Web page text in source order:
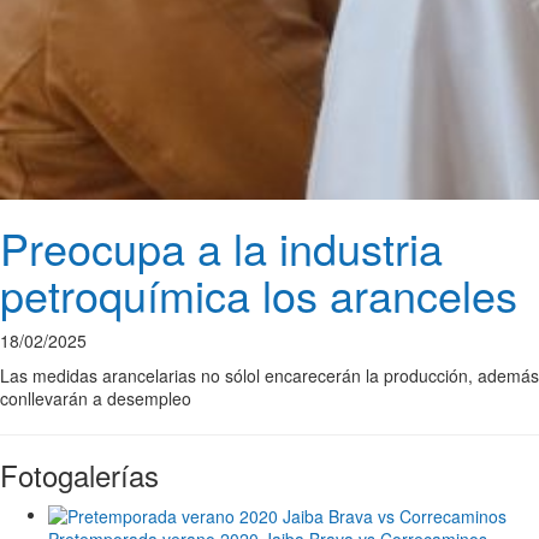
Preocupa a la industria
petroquímica los aranceles
18/02/2025
Las medidas arancelarias no sólol encarecerán la producción, además
conllevarán a desempleo
Fotogalerías